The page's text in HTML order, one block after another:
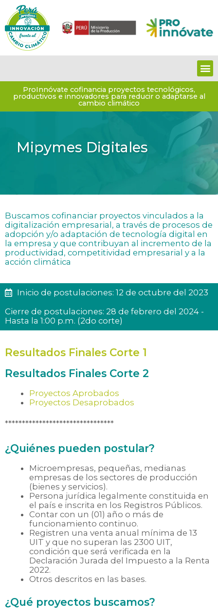
contenido
ProInnóvate cofinancia proyectos tecnológicos,
productivos e innovadores para reducir o adaptarse al
cambio climático
Mipymes Digitales
Buscamos cofinanciar proyectos vinculados a la
digitalización empresarial, a través de procesos de
adopción y/o adaptación de tecnología digital en
la empresa y que contribuyan al incremento de la
productividad, competitividad empresarial y a la
acción climática
Inicio de postulaciones: 12 de octubre del 2023
Cierre de postulaciones: 28 de febrero del 2024 -
Hasta la 1:00 p.m. (2do corte)
Resultados Finales Corte 1
Resultados Finales Corte 2
Proyectos Aprobados
Proyectos Desaprobados
********************************
¿Quiénes pueden postular?
Microempresas, pequeñas, medianas
empresas de los sectores de producción
(bienes y servicios).
Persona jurídica legalmente constituida en
el país e inscrita en los Registros Públicos.
Contar con un (01) año o más de
funcionamiento continuo.
Registren una venta anual mínima de 13
UIT y que no superan las 2300 UIT,
condición que será verificada en la
Declaración Jurada del Impuesto a la Renta
2022.
Otros descritos en las bases.
¿Qué proyectos buscamos?